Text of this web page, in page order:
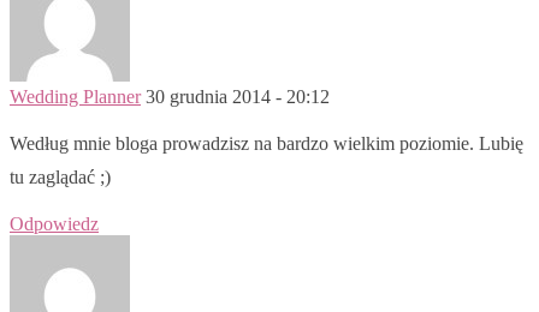
Wedding Planner 30 grudnia 2014 - 20:12
Według mnie bloga prowadzisz na bardzo wielkim poziomie. Lubię
tu zaglądać ;)
Odpowiedz